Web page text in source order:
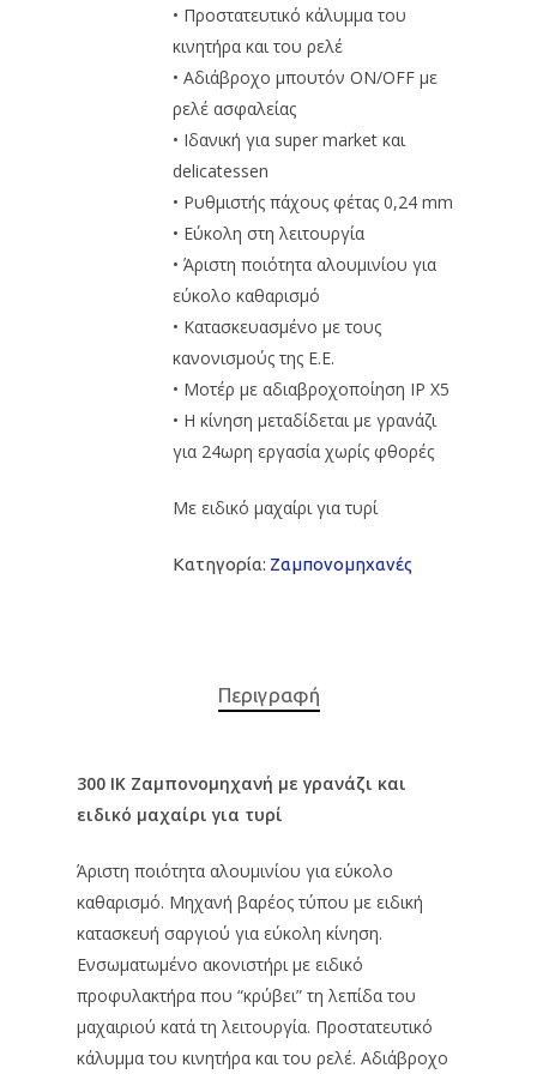
• Προστατευτικό κάλυμμα του
κινητήρα και του ρελέ
• Αδιάβροχο μπουτόν ON/OFF με
ρελέ ασφαλείας
• Ιδανική για super market και
delicatessen
• Ρυθμιστής πάχους φέτας 0,24 mm
• Εύκολη στη λειτουργία
• Άριστη ποιότητα αλουμινίου για
εύκολο καθαρισμό
• Κατασκευασμένο με τους
κανονισμούς της Ε.Ε.
• Μοτέρ με αδιαβροχοποίηση ΙΡ Χ5
• Η κίνηση μεταδίδεται με γρανάζι
για 24ωρη εργασία χωρίς φθορές
Με ειδικό μαχαίρι για τυρί
Κατηγορία: Zαμπονομηχανές
Περιγραφή
300 IK Ζαμπονομηχανή με γρανάζι και
ειδικό μαχαίρι για τυρί
Άριστη ποιότητα αλουμινίου για εύκολο
καθαρισμό. Μηχανή βαρέος τύπου με ειδική
κατασκευή σαργιού για εύκολη κίνηση.
Ενσωματωμένο ακονιστήρι με ειδικό
προφυλακτήρα που “κρύβει” τη λεπίδα του
μαχαιριού κατά τη λειτουργία. Προστατευτικό
κάλυμμα του κινητήρα και του ρελέ. Αδιάβροχο
Η ΕΤΑΙΡΕΙΑ
ΚΑΤΑΣΤΗΜΑ
Ταμειακές Μηχανές
Φορολογικοί
Ζυγαριές
ΕΠΙΚΟΙΝΩΝΙΑ